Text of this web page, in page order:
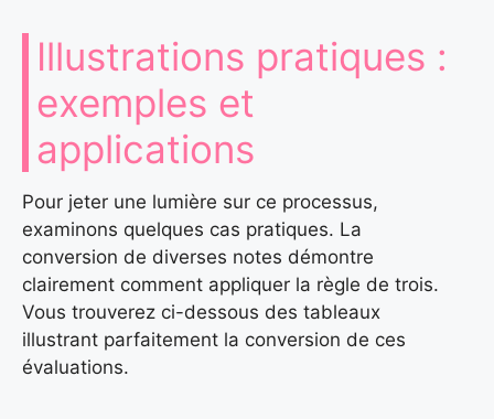
Illustrations pratiques :
exemples et
applications
Pour jeter une lumière sur ce processus,
examinons quelques cas pratiques. La
conversion de diverses notes démontre
clairement comment appliquer la règle de trois.
Vous trouverez ci-dessous des tableaux
illustrant parfaitement la conversion de ces
évaluations.